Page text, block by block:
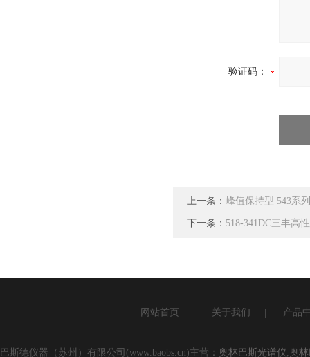
验证码：
上一条： 峰值保持型 543系
下一条： 518-341DC三丰高
网站首页 关于我们 产品
巴斯德仪器（苏州）有限公司(www.baobs.cn)主营： 奥林巴斯光谱仪,奥